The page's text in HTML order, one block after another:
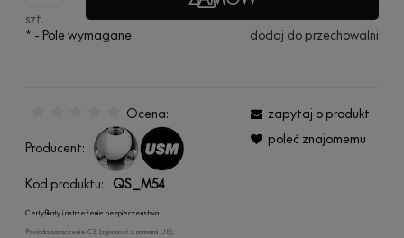
szt.
dodaj do przechowalni
* - Pole wymagane
Ocena:
Producent:
Kod produktu: QS_M54
zapytaj o produkt
poleć znajomemu
Certyfikaty i ostrzeżenie bezpieczeństwa
Posiada oznaczenie CE (zgodność z normami UE).